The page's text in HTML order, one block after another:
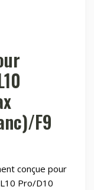
F9
conçue pour
Pro/D10